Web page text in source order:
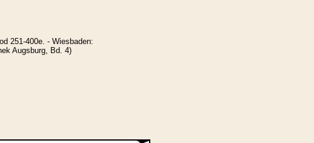
251-400e. - Wiesbaden:
Augsburg, Bd. 4)